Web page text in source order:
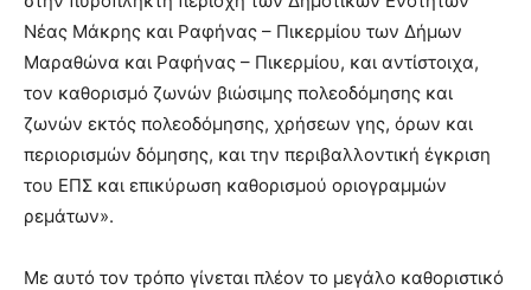
Νέας Μάκρης και Ραφήνας – Πικερμίου των Δήμων
Μαραθώνα και Ραφήνας – Πικερμίου, και αντίστοιχα,
τον καθορισμό ζωνών βιώσιμης πολεοδόμησης και
ζωνών εκτός πολεοδόμησης, χρήσεων γης, όρων και
περιορισμών δόμησης, και την περιβαλλοντική έγκριση
του ΕΠΣ και επικύρωση καθορισμού οριογραμμών
ρεμάτων».
Με αυτό τον τρόπο γίνεται πλέον το μεγάλο καθοριστικό